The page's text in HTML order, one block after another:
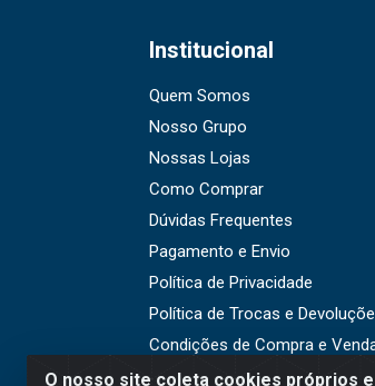
O nosso site coleta cookies próprios
Institucional
Quem Somos
Nosso Grupo
Nossas Lojas
Como Comprar
Dúvidas Frequentes
Pagamento e Envio
Política de Privacidade
Política de Trocas e
Condições de Compra e